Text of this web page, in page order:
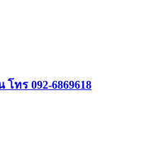
ทร 092-6869618